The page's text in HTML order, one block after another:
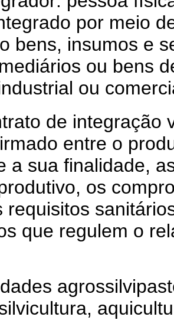
por meio
bens, insumos e
ou bens
ou
de integração
entre o
a sua finalidade,
os
requisitos
que regulem o